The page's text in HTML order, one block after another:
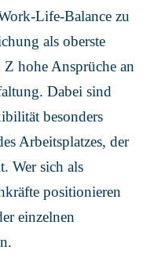
Life-Balance zu
als oberste
hohe Ansprüche an
Dabei sind
besonders
Arbeitsplatzes, der
Wer sich als
positionieren
einzelnen